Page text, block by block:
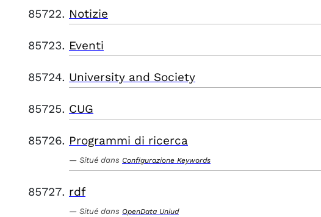
Notizie
Eventi
University and Society
CUG
Programmi di ricerca
Situé dans Configurazione Keywords
rdf
Situé dans OpenData Uniud